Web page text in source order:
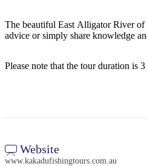
The beautiful East Alligator River
advice or simply share knowledge
Please note that the tour duration is
Website
www.kakadufishingtours.com.au